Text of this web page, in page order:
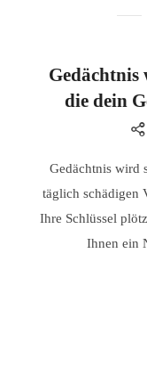
Gedächtnis
die dein
Gedächtnis wird
täglich schädigen
Ihre Schlüssel
Ihnen ein